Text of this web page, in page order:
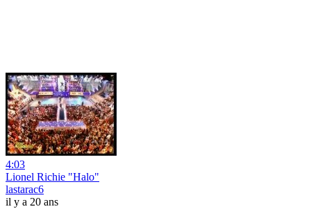
4:03
Lionel Richie "Halo"
lastarac6
il y a 20 ans